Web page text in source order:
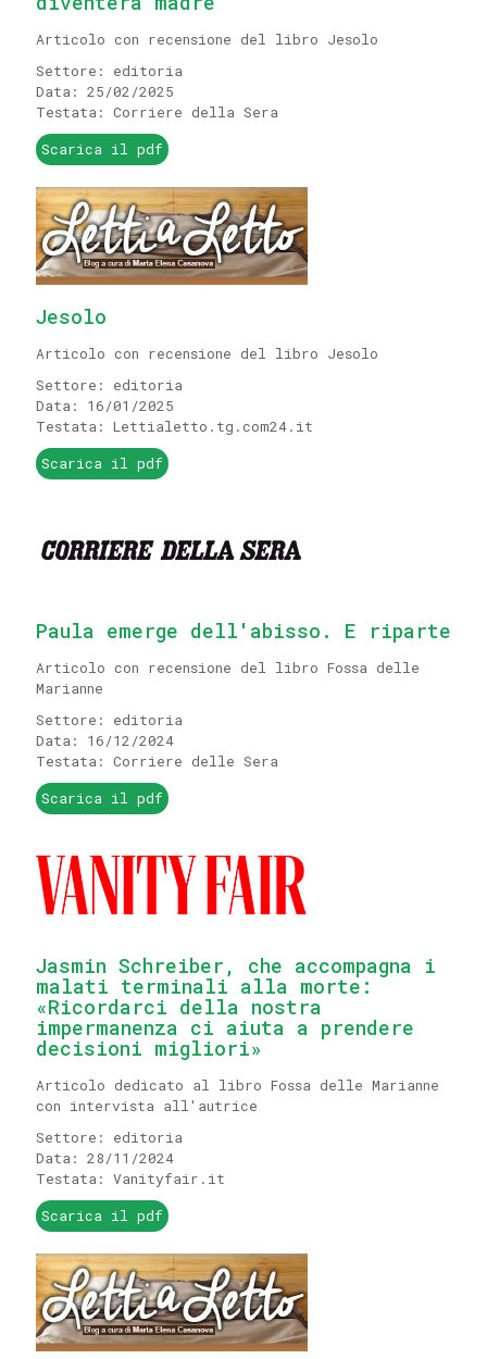
Articolo con recensione del libro Jesolo
Settore: editoria
Data: 25/02/2025
Testata: Corriere della Sera
Scarica il pdf
Jesolo
Articolo con recensione del libro Jesolo
Settore: editoria
Data: 16/01/2025
Testata: Lettialetto.tg.com24.it
Scarica il pdf
Paula emerge dell'abisso. E riparte
Articolo con recensione del libro Fossa delle
Marianne
Settore: editoria
Data: 16/12/2024
Testata: Corriere delle Sera
Scarica il pdf
Jasmin Schreiber, che accompagna i
malati terminali alla morte:
«Ricordarci della nostra
impermanenza ci aiuta a prendere
decisioni migliori»
Articolo dedicato al libro Fossa delle Marianne
con intervista all'autrice
Settore: editoria
Data: 28/11/2024
Testata: Vanityfair.it
Scarica il pdf